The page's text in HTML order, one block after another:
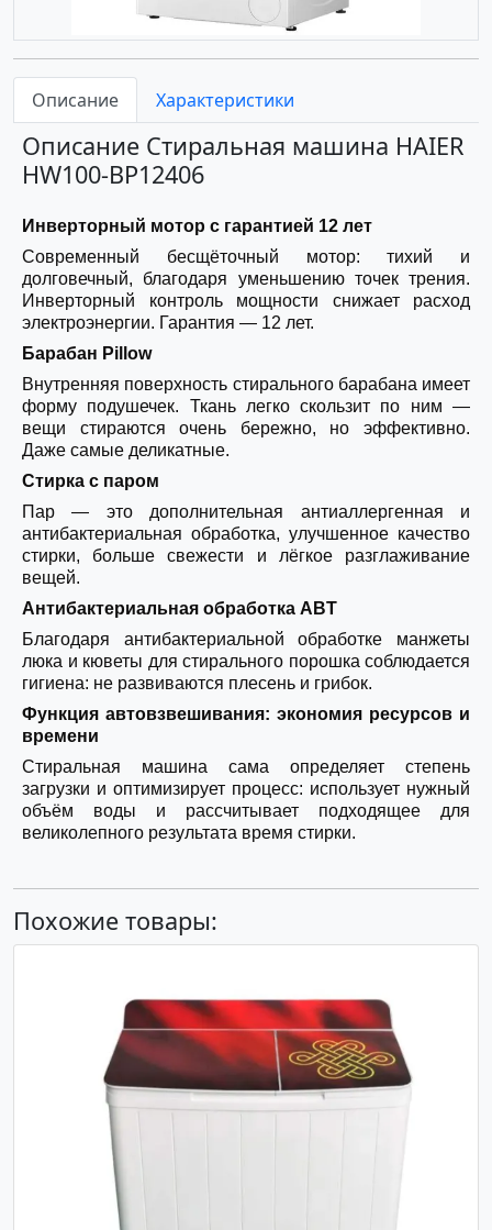
Описание Характеристики
Описание Стиральная машина HAIER
HW100-BP12406
Инверторный мотор с гарантией 12 лет
Современный бесщёточный мотор: тихий и
долговечный, благодаря уменьшению точек трения.
Инверторный контроль мощности снижает расход
электроэнергии. Гарантия — 12 лет.
Барабан Pillow
Внутренняя поверхность стирального барабана имеет
форму подушечек. Ткань легко скользит по ним —
вещи стираются очень бережно, но эффективно.
Даже самые деликатные.
Стирка с паром
Пар — это дополнительная антиаллергенная и
антибактериальная обработка, улучшенное качество
стирки, больше свежести и лёгкое разглаживание
вещей.
Антибактериальная обработка ABT
Благодаря антибактериальной обработке манжеты
люка и кюветы для стирального порошка соблюдается
гигиена: не развиваются плесень и грибок.
Функция автовзвешивания: экономия ресурсов и
времени
Стиральная машина сама определяет степень
загрузки и оптимизирует процесс: использует нужный
объём воды и рассчитывает подходящее для
великолепного результата время стирки.
Похожие товары: